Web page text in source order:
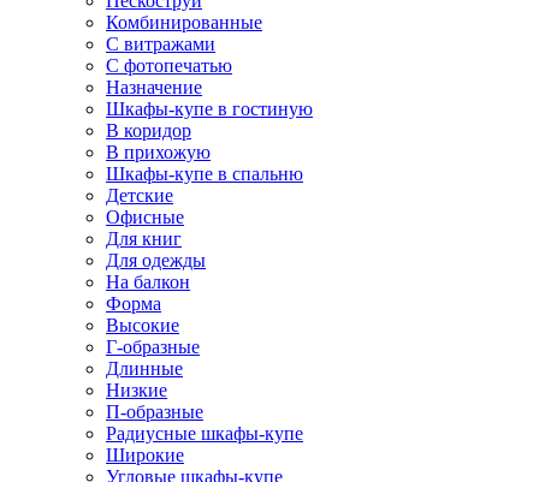
Комбинированные
С витражами
С фотопечатью
Назначение
Шкафы-купе в гостиную
В коридор
В прихожую
Шкафы-купе в спальню
Детские
Офисные
Для книг
Для одежды
На балкон
Форма
Высокие
Г-образные
Длинные
Низкие
П-образные
Радиусные шкафы-купе
Широкие
Угловые шкафы-купе